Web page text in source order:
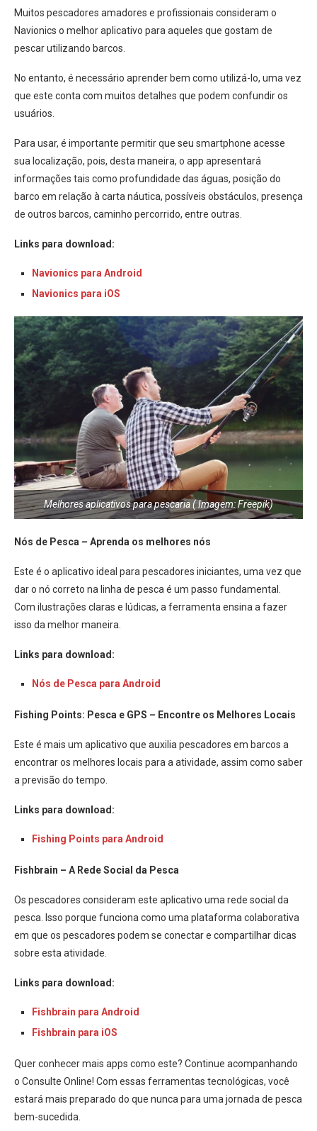
Muitos pescadores amadores e profissionais consideram o
Navionics o melhor aplicativo para aqueles que gostam de
pescar utilizando barcos.
No entanto, é necessário aprender bem como utilizá-lo, uma vez
que este conta com muitos detalhes que podem confundir os
usuários.
Para usar, é importante permitir que seu smartphone acesse
sua localização, pois, desta maneira, o app apresentará
informações tais como profundidade das águas, posição do
barco em relação à carta náutica, possíveis obstáculos, presença
de outros barcos, caminho percorrido, entre outras.
Links para download:
Navionics para Android
Navionics para iOS
Melhores aplicativos para pescaria ( Imagem: Freepik)
Nós de Pesca – Aprenda os melhores nós
Este é o aplicativo ideal para pescadores iniciantes, uma vez que
dar o nó correto na linha de pesca é um passo fundamental.
Com ilustrações claras e lúdicas, a ferramenta ensina a fazer
isso da melhor maneira.
Links para download:
Nós de Pesca para Android
Fishing Points: Pesca e GPS – Encontre os Melhores Locais
Este é mais um aplicativo que auxilia pescadores em barcos a
encontrar os melhores locais para a atividade, assim como saber
a previsão do tempo.
Links para download:
Fishing Points para Android
Fishbrain – A Rede Social da Pesca
Os pescadores consideram este aplicativo uma rede social da
pesca. Isso porque funciona como uma plataforma colaborativa
em que os pescadores podem se conectar e compartilhar dicas
sobre esta atividade.
Links para download:
Fishbrain para Android
Fishbrain para iOS
Quer conhecer mais apps como este? Continue acompanhando
o Consulte Online! Com essas ferramentas tecnológicas, você
estará mais preparado do que nunca para uma jornada de pesca
bem-sucedida.